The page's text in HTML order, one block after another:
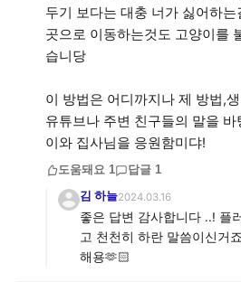
두기 보다는 대충 너가 싫어하
곳으로 이동하는것도 고양이를
습니당
이 방법은 어디까지나 제 방법,
유튜브나 주변 친구들의 말을
이와 집사님을 응원함미댜!
도움돼요 1 답글 1
김 하늘2024.03.16
좋은 답변 감사합니다 ..! 플
고 천천히 하란 말씀이신거
해용🫶🏻